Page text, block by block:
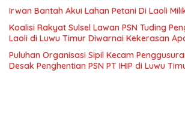
Irwan Bantah Akui Lahan Petani Di Laoli
Koalisi Rakyat Sulsel Lawan PSN Tuding
Laoli di Luwu Timur Diwarnai Kekerasan
Puluhan Organisasi Sipil Kecam
Desak Penghentian PSN PT IHIP di Luwu